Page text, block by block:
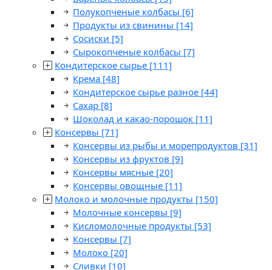
Полукопченые колбасы [6]
Продукты из свинины [14]
Сосиски [5]
Сырокопченые колбасы [7]
Кондитерское сырье [111]
Крема [48]
Кондитерское сырье разное [44]
Сахар [8]
Шоколад и какао-порошок [11]
Консервы [71]
Консервы из рыбы и морепродуктов [31]
Консервы из фруктов [9]
Консервы мясные [20]
Консервы овощные [11]
Молоко и молочные продукты [150]
Молочные консервы [9]
Кисломолочные продукты [53]
Консервы [7]
Молоко [20]
Сливки [10]